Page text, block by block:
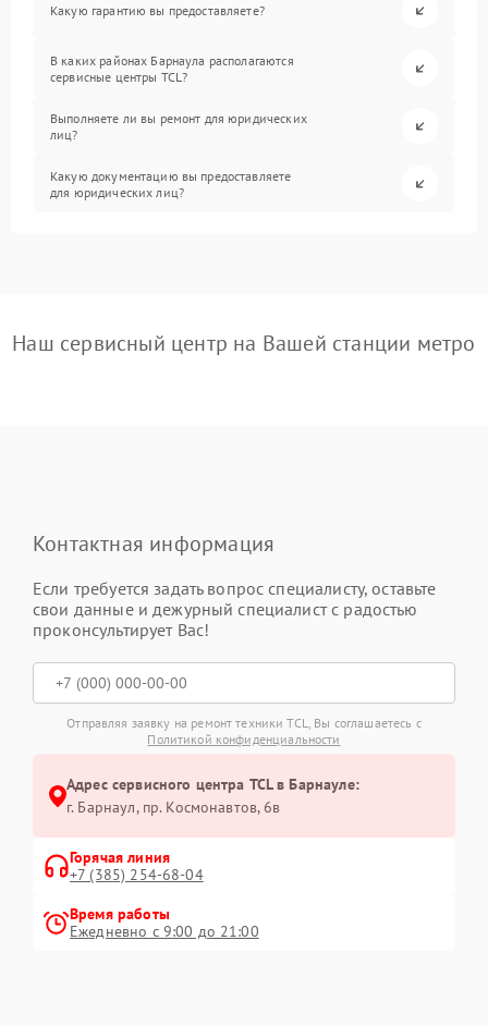
Какую гарантию вы предоставляете?
В каких районах Барнаула располагаются
сервисные центры TCL?
Выполняете ли вы ремонт для юридических
лиц?
Какую документацию вы предоставляете
для юридических лиц?
Наш сервисный центр на Вашей станции метро
Контактная информация
Если требуется задать вопрос специалисту, оставьте
свои данные и дежурный специалист с радостью
проконсультирует Вас!
Отправляя заявку на ремонт техники TCL, Вы соглашаетесь с
Политикой конфиденциальности
Адрес сервисного центра TCL в Барнауле:
г. Барнаул, ​пр. Космонавтов, 6в
Горячая линия
+7 (385) 254-68-04
Время работы
Ежедневно с 9:00 до 21:00